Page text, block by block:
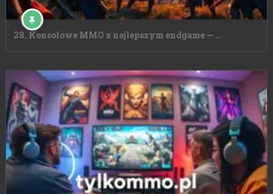
28. Konsolowe MMO z najlepszym endgame — …